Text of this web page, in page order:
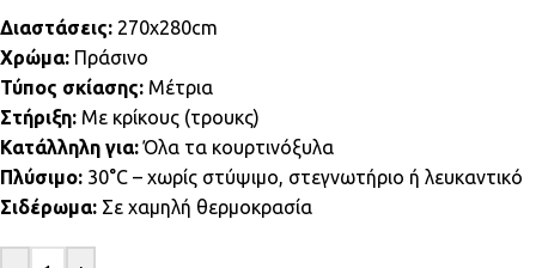
Διαστάσεις: 270x280cm
Χρώμα: Πράσινο
Τύπος σκίασης: Μέτρια
Στήριξη: Με κρίκους (τρουκς)
Κατάλληλη για:Όλα τα κουρτινόξυλα
Πλύσιμο: 30°C – χωρίς στύψιμο, στεγνωτήριο ή λευκαντικό
Σιδέρωμα: Σε χαμηλή θερμοκρασία